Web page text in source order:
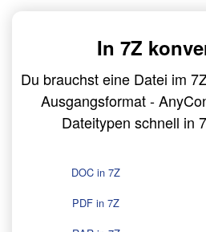
In 7Z
Du brauchst eine Datei im
Ausgangsformat -
Dateitypen schnell in
DOC in 7Z
PDF in 7Z